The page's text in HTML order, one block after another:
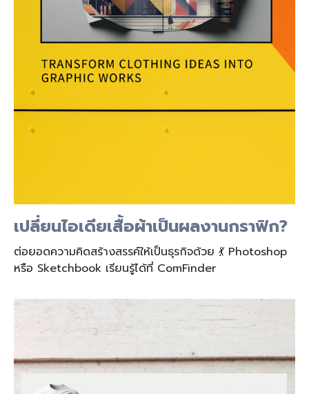
เปลี่ยนไอเดียเสื้อผ้าเป็นผลงานกราฟิก?
ต่อยอดความคิดสร้างสรรค์ให้เป็นธุรกิจด้วย 💃 Photoshop
หรือ Sketchbook เรียนรู้ได้ที่ ComFinder